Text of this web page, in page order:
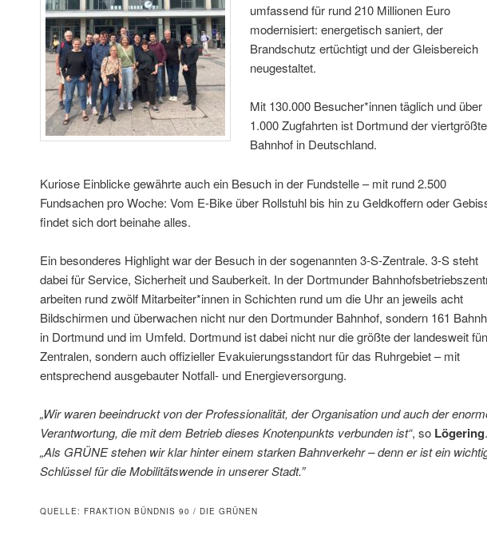
umfassend für rund 210 Millionen Euro
modernisiert: energetisch saniert, der
Brandschutz ertüchtigt und der Gleisbereich
neugestaltet.
Mit 130.000 Besucher*innen täglich und über
1.000 Zugfahrten ist Dortmund der viertgrößte
Bahnhof in Deutschland.
Kuriose Einblicke gewährte auch ein Besuch in der Fundstelle – mit rund 2.500
Fundsachen pro Woche: Vom E-Bike über Rollstuhl bis hin zu Geldkoffern oder
findet sich dort beinahe alles.
Ein besonderes Highlight war der Besuch in der sogenannten 3-S-Zentrale. 3-S steht
dabei für Service, Sicherheit und Sauberkeit. In der Dortmunder
arbeiten rund zwölf Mitarbeiter*innen in Schichten rund um die Uhr an jeweils acht
Bildschirmen und überwachen nicht nur den Dortmunder Bahnhof, sondern 161
in Dortmund und im Umfeld. Dortmund ist dabei nicht nur die größte der landesweit
Zentralen, sondern auch offizieller Evakuierungsstandort für das Ruhrgebiet – mit
entsprechend ausgebauter Notfall- und Energieversorgung.
„Wir waren beeindruckt von der Professionalität, der Organisation und auch der
Verantwortung, die mit dem Betrieb dieses Knotenpunkts verbunden ist“, so Lögering.
„Als GRÜNE stehen wir klar hinter einem starken Bahnverkehr – denn er ist ein
Schlüssel für die Mobilitätswende in unserer Stadt.”
QUELLE: FRAKTION BÜNDNIS 90 / DIE GRÜNEN